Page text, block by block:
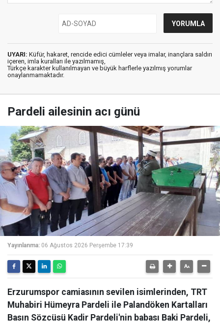
UYARI: Küfür, hakaret, rencide edici cümleler veya imalar, inançlara saldırı
içeren, imla kuralları ile yazılmamış,
Türkçe karakter kullanılmayan ve büyük harflerle yazılmış yorumlar
onaylanmamaktadır.
Pardeli ailesinin acı günü
Yayınlanma: 06 Ağustos 2026 Perşembe 17:39
Erzurumspor camiasının sevilen isimlerinden, TRT
Muhabiri Hümeyra Pardeli ile Palandöken Kartalları
Basın Sözcüsü Kadir Pardeli'nin babası Baki Pardeli,